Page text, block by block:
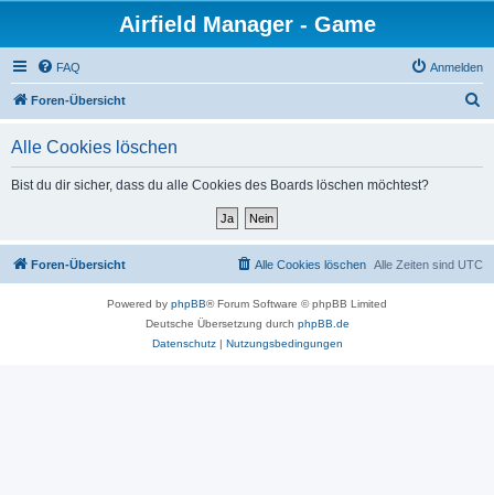
Airfield Manager - Game
FAQ Anmelden
Foren-Übersicht
Alle Cookies löschen
Bist du dir sicher, dass du alle Cookies des Boards löschen möchtest?
Foren-Übersicht Alle Zeiten sind UTC
Alle Cookies löschen
Powered by phpBB® Forum Software © phpBB Limited
Deutsche Übersetzung durch phpBB.de
Datenschutz| Nutzungsbedingungen